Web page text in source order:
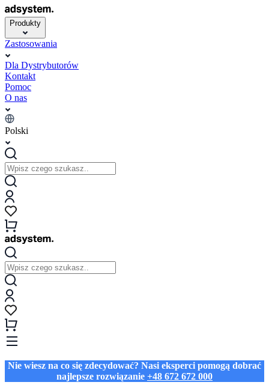
Produkty
Zastosowania
Dla Dystrybutorów
Kontakt
Pomoc
O nas
Polski
Nie wiesz na co się zdecydować? Nasi eksperci pomogą dobrać
najlepsze rozwiązanie +48 672 672 000